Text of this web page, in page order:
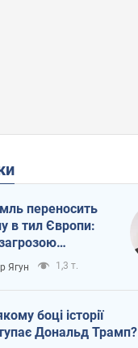
переносить
в тил Європи:
логістика
Ягун 1,3 т.
боці історії
Дональд Трамп?